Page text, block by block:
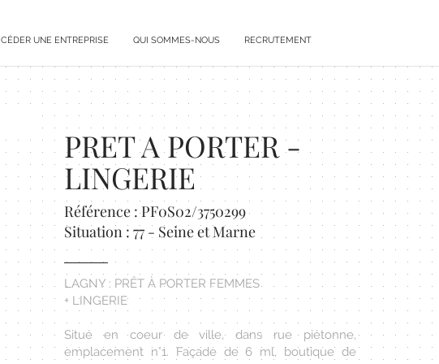
CÉDER UNE ENTREPRISE QUI SOMMES-NOUS RECRUTEMENT
PRET A PORTER -
LINGERIE
Référence : PF0S02/3750299
Situation : 77 - Seine et Marne
LAGNY : PRÊT À PORTER FEMMES
+ LINGERIE
Situé en coeur de ville, dans rue piétonne,
emplacement n°1. Façade de 6 ml, boutique de